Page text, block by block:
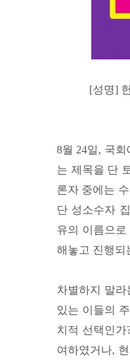
[성명]
8월 24일, 국
는 제목을 단
론자 중에는
단 성소수자
유의 이름으
해놓고 진행되
차별하지 말라
있는 이들의
치적 선택인
여하였거나,